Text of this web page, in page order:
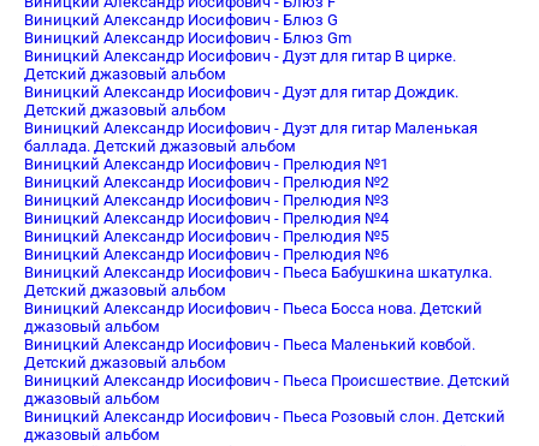
Виницкий Александр Иосифович - Блюз G
Виницкий Александр Иосифович - Блюз Gm
Виницкий Александр Иосифович - Дуэт для гитар В цирке.
Детский джазовый альбом
Виницкий Александр Иосифович - Дуэт для гитар Дождик.
Детский джазовый альбом
Виницкий Александр Иосифович - Дуэт для гитар Маленькая
баллада. Детский джазовый альбом
Виницкий Александр Иосифович - Прелюдия №1
Виницкий Александр Иосифович - Прелюдия №2
Виницкий Александр Иосифович - Прелюдия №3
Виницкий Александр Иосифович - Прелюдия №4
Виницкий Александр Иосифович - Прелюдия №5
Виницкий Александр Иосифович - Прелюдия №6
Виницкий Александр Иосифович - Пьеса Бабушкина шкатулка.
Детский джазовый альбом
Виницкий Александр Иосифович - Пьеса Босса нова. Детский
джазовый альбом
Виницкий Александр Иосифович - Пьеса Маленький ковбой.
Детский джазовый альбом
Виницкий Александр Иосифович - Пьеса Происшествие. Детский
джазовый альбом
Виницкий Александр Иосифович - Пьеса Розовый слон. Детский
джазовый альбом